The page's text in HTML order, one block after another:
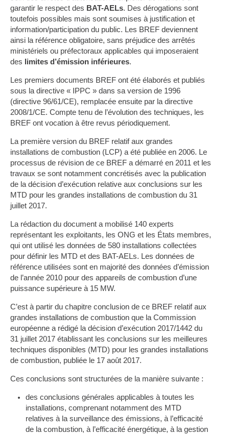
garantir le respect des BAT-AELs. Des dérogations sont
toutefois possibles mais sont soumises à justification et
information/participation du public. Les BREF deviennent
ainsi la référence obligatoire, sans préjudice des arrêtés
ministériels ou préfectoraux applicables qui imposeraient
des limites d’émission inférieures.
Les premiers documents BREF ont été élaborés et publiés
sous la directive « IPPC » dans sa version de 1996
(directive 96/61/CE), remplacée ensuite par la directive
2008/1/CE. Compte tenu de l’évolution des techniques, les
BREF ont vocation à être revus périodiquement.
La première version du BREF relatif aux grandes
installations de combustion (LCP) a été publiée en 2006. Le
processus de révision de ce BREF a démarré en 2011 et les
travaux se sont notamment concrétisés avec la publication
de la décision d’exécution relative aux conclusions sur les
MTD pour les grandes installations de combustion du 31
juillet 2017.
La rédaction du document a mobilisé 140 experts
représentant les exploitants, les ONG et les États membres,
qui ont utilisé les données de 580 installations collectées
pour définir les MTD et des BAT-AELs. Les données de
référence utilisées sont en majorité des données d’émission
de l’année 2010 pour des appareils de combustion d’une
puissance supérieure à 15 MW.
C’est à partir du chapitre conclusion de ce BREF relatif aux
grandes installations de combustion que la Commission
européenne a rédigé la décision d’exécution 2017/1442 du
31 juillet 2017 établissant les conclusions sur les meilleures
techniques disponibles (MTD) pour les grandes installations
de combustion, publiée le 17 août 2017.
Ces conclusions sont structurées de la manière suivante :
des conclusions générales applicables à toutes les
installations, comprenant notamment des MTD
relatives à la surveillance des émissions, à l’efficacité
de la combustion, à l’efficacité énergétique, à la gestion